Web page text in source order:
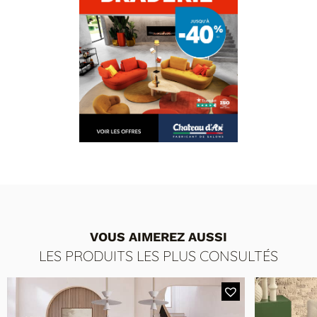
VOUS AIMEREZ AUSSI
LES PRODUITS LES PLUS CONSULTÉS